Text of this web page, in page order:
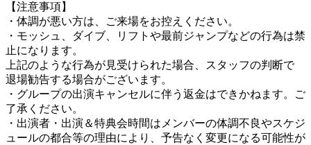
【注意事項】
・体調が悪い方は、ご来場をお控えください。
・モッシュ、ダイブ、リフトや最前ジャンプなどの行為は禁
止になります。
上記のような行為が見受けられた場合、スタッフの判断で
退場勧告する場合がございます。
・グループの出演キャンセルに伴う返金はできかねます。ご
了承ください。
・出演者・出演＆特典会時間はメンバーの体調不良やスケジ
ュールの都合等の理由により、予告なく変更になる可能性が